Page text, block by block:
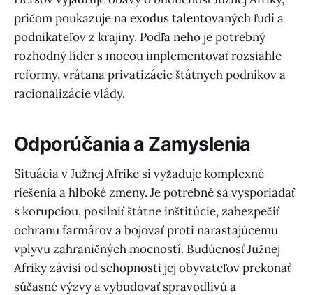
pričom poukazuje na exodus talentovaných ľudí a
podnikateľov z krajiny. Podľa neho je potrebný
rozhodný líder s mocou implementovať rozsiahle
reformy, vrátana privatizácie štátnych podnikov a
racionalizácie vlády.
Odporúčania a Zamyslenia
Situácia v Južnej Afrike si vyžaduje komplexné
riešenia a hlboké zmeny. Je potrebné sa vysporiadať
s korupciou, posilniť štátne inštitúcie, zabezpečiť
ochranu farmárov a bojovať proti narastajúcemu
vplyvu zahraničných mocností. Budúcnosť Južnej
Afriky závisí od schopnosti jej obyvateľov prekonať
súčasné výzvy a vybudovať spravodlivú a